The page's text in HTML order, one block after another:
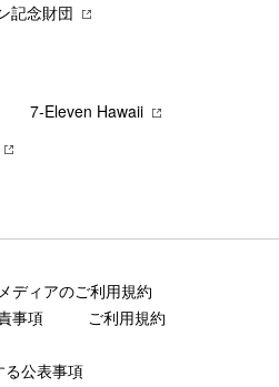
記念財団
7‐Eleven Hawaii
ディアのご利用規約
事項
ご利用規約
る公表事項